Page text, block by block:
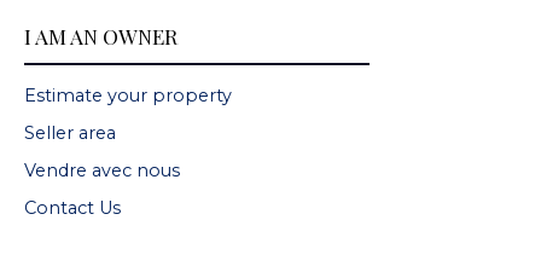
I AM AN OWNER
Estimate your property
Seller area
Vendre avec nous
Contact Us